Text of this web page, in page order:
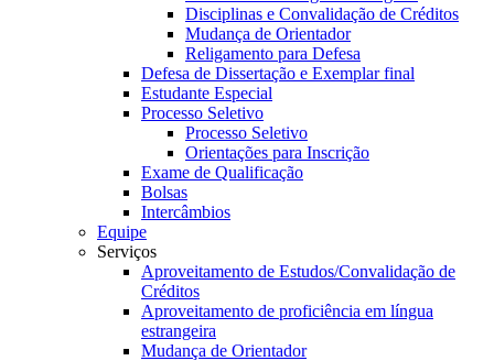
Disciplinas e Convalidação de Créditos
Mudança de Orientador
Religamento para Defesa
Defesa de Dissertação e Exemplar final
Estudante Especial
Processo Seletivo
Processo Seletivo
Orientações para Inscrição
Exame de Qualificação
Bolsas
Intercâmbios
Equipe
Serviços
Aproveitamento de Estudos/Convalidação de
Créditos
Aproveitamento de proficiência em língua
estrangeira
Mudança de Orientador